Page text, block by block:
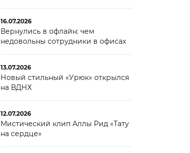
16.07.2026
Вернулись в офлайн: чем
недовольны сотрудники в офисах
13.07.2026
Новый стильный «Урюк» открылся
на ВДНХ
12.07.2026
Мистический клип Аллы Рид «Тату
на сердце»